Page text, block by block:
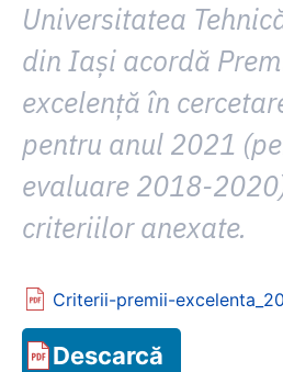
Universitatea
din Iași acordă
excelență în
pentru anul 2021
evaluare 2018-
criteriilor anexate.
Criterii-premii-
Descarcă